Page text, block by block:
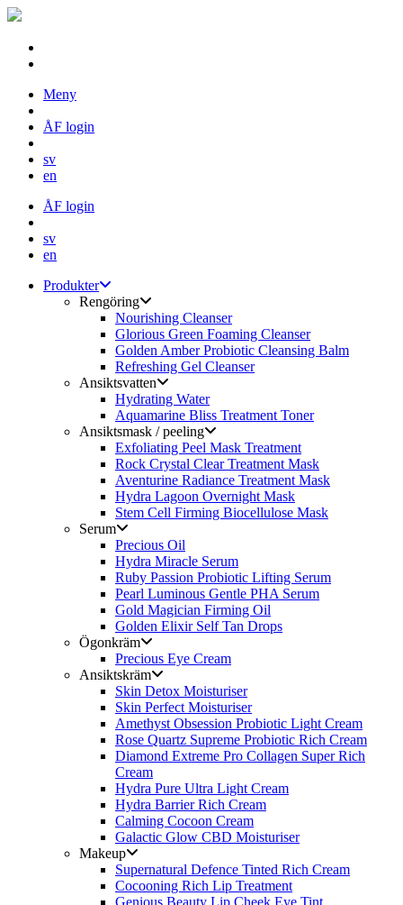
Skip
content
Meny
ÅF login
sv
en
ÅF login
sv
en
Produkter
Rengöring
Nourishing Cleanser
Glorious Green Foaming Cleanser
Golden Amber Probiotic Cleansing Balm
Refreshing Gel Cleanser
Ansiktsvatten
Hydrating Water
Aquamarine Bliss Treatment Toner
Ansiktsmask / peeling
Exfoliating Peel Mask Treatment
Rock Crystal Clear Treatment Mask
Aventurine Radiance Treatment Mask
Hydra Lagoon Overnight Mask
Stem Cell Firming Biocellulose Mask
Serum
Precious Oil
Hydra Miracle Serum
Ruby Passion Probiotic Lifting Serum
Pearl Luminous Gentle PHA Serum
Gold Magician Firming Oil
Golden Elixir Self Tan Drops
Ögonkräm
Precious Eye Cream
Ansiktskräm
Skin Detox Moisturiser
Skin Perfect Moisturiser
Amethyst Obsession Probiotic Light Cream
Rose Quartz Supreme Probiotic Rich Cream
Diamond Extreme Pro Collagen Super Rich
Cream
Hydra Pure Ultra Light Cream
Hydra Barrier Rich Cream
Calming Cocoon Cream
Galactic Glow CBD Moisturiser
Makeup
Supernatural Defence Tinted Rich Cream
Cocooning Rich Lip Treatment
Genious Beauty Lip Cheek Eye Tint